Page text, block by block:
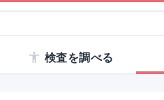
検査を調べる